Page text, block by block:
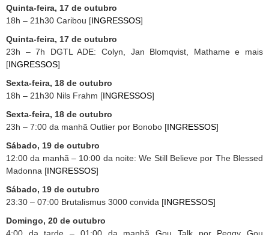
Quinta-feira, 17 de outubro
18h – 21h30 Caribou [INGRESSOS]
Quinta-feira, 17 de outubro
23h – 7h DGTL ADE: Colyn, Jan Blomqvist, Mathame e mais
[INGRESSOS]
Sexta-feira, 18 de outubro
18h – 21h30 Nils Frahm [INGRESSOS]
Sexta-feira, 18 de outubro
23h – 7:00 da manhã Outlier por Bonobo [INGRESSOS]
Sábado, 19 de outubro
12:00 da manhã – 10:00 da noite: We Still Believe por The Blessed
Madonna [INGRESSOS]
Sábado, 19 de outubro
23:30 – 07:00 Brutalismus 3000 convida [INGRESSOS]
Domingo, 20 de outubro